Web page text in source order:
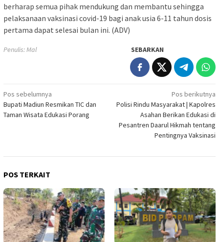
berharap semua pihak mendukung dan membantu sehingga
pelaksanaan vaksinasi covid-19 bagi anak usia 6-11 tahun dosis
pertama dapat selesai bulan ini. (ADV)
Penulis: Mal SEBARKAN
Navigasi
pos
Pos sebelumnya
Bupati Madiun Resmikan TIC dan
Taman Wisata Edukasi Porang
Pos berikutnya
Polisi Rindu Masyarakat | Kapolres
Asahan Berikan Edukasi di
Pesantren Daarul Hikmah tentang
Pentingnya Vaksinasi
POS TERKAIT